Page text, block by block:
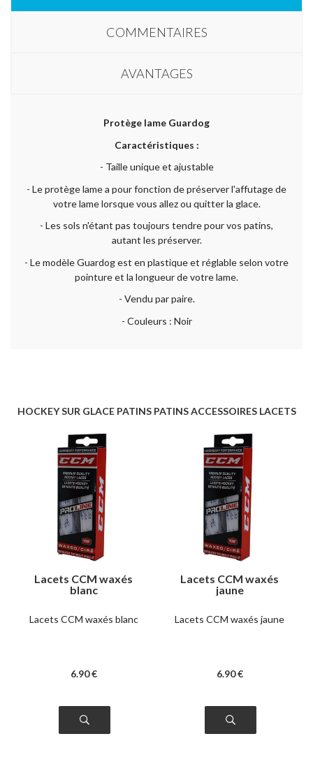
COMMENTAIRES
AVANTAGES
Protège lame Guardog
Caractéristiques :
- Taille unique et ajustable
- Le protège lame a pour fonction de préserver l'affutage de
votre lame lorsque vous allez ou quitter la glace.
- Les sols n'étant pas toujours tendre pour vos patins,
autant les préserver.
- Le modèle Guardog est en plastique et réglable selon votre
pointure et la longueur de votre lame.
- Vendu par paire.
- Couleurs : Noir
HOCKEY SUR GLACE PATINS PATINS ACCESSOIRES LACETS
Lacets CCM waxés
blanc
Lacets CCM waxés blanc
6.90 €
Lacets CCM waxés
jaune
Lacets CCM waxés jaune
6.90 €